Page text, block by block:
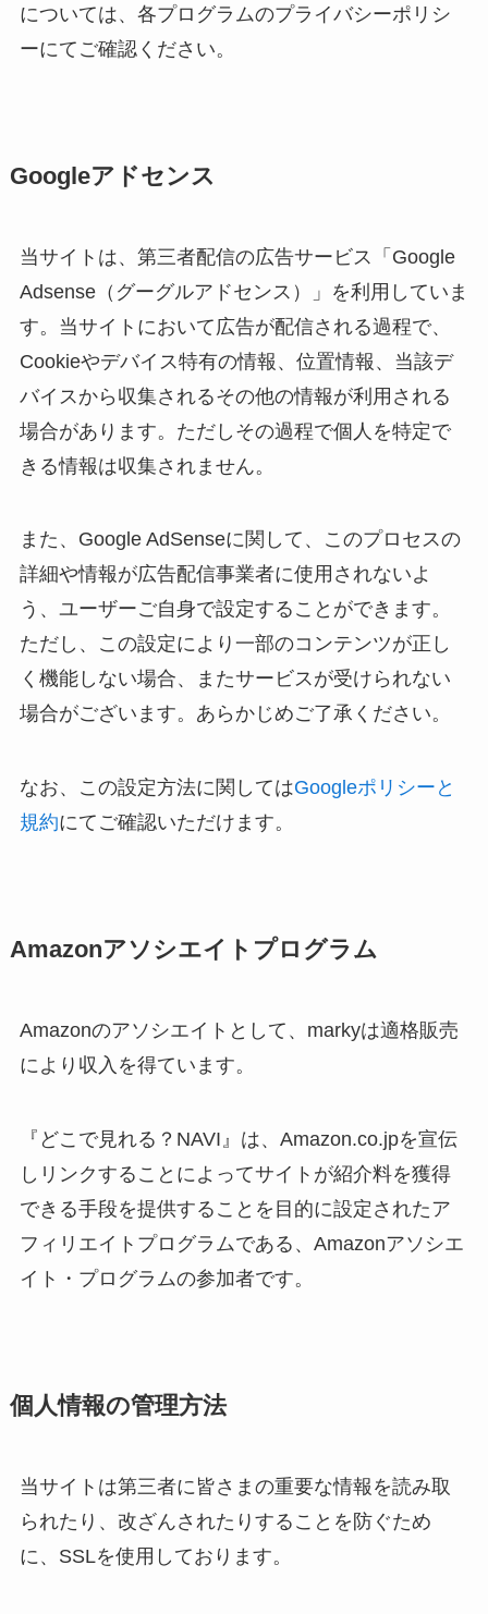
については、各プログラムのプライバシーポリシ
ーにてご確認ください。
Googleアドセンス
当サイトは、第三者配信の広告サービス「Google
Adsense（グーグルアドセンス）」を利用していま
す。当サイトにおいて広告が配信される過程で、
Cookieやデバイス特有の情報、位置情報、当該デ
バイスから収集されるその他の情報が利用される
場合があります。ただしその過程で個人を特定で
きる情報は収集されません。
また、Google AdSenseに関して、このプロセスの
詳細や情報が広告配信事業者に使用されないよ
う、ユーザーご自身で設定することができます。
ただし、この設定により一部のコンテンツが正し
く機能しない場合、またサービスが受けられない
場合がございます。あらかじめご了承ください。
なお、この設定方法に関してはGoogleポリシーと
規約にてご確認いただけます。
Amazonアソシエイトプログラム
Amazonのアソシエイトとして、markyは適格販売
により収入を得ています。
『どこで見れる？NAVI』は、Amazon.co.jpを宣伝
しリンクすることによってサイトが紹介料を獲得
できる手段を提供することを目的に設定されたア
フィリエイトプログラムである、Amazonアソシエ
イト・プログラムの参加者です。
個人情報の管理方法
当サイトは第三者に皆さまの重要な情報を読み取
られたり、改ざんされたりすることを防ぐため
に、SSLを使用しております。